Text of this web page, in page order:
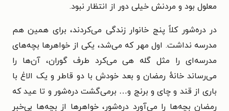
معلول بود و مردنش خیلی دور از انتظار نبود.
در دره‌شور کلاً پنج خانوار زندگی می‌کردند، برای همین هم
مدرسه نداشت. اول مهر که می‌شد، یکی از خواهرها بچه‌های
مدرسه‌ای را مثل گله هی می‌کرد طرف گوران، آن‌ها را
می‌رساند خانهٔ رمضان و بعد خودش با دو قاطر و یک الاغ با
باری از قند و چای و برنج و… برمی‌گشت دره‌شور و تا عید که
رمضان بچه‌ها را می‌آورد دره‌شور، خواهرها از بچه‌ها بی‌خبر